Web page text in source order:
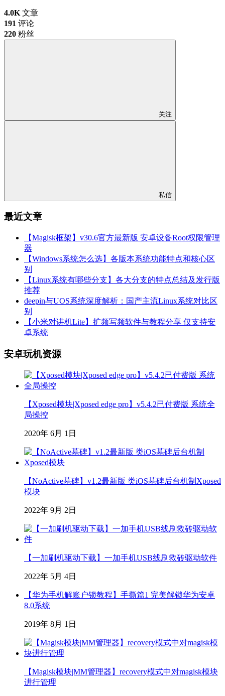
4.0K 文章
191 评论
220 粉丝
关注
私信
最近文章
【Magisk框架】v30.6官方最新版 安卓设备Root权限管理
器
【Windows系统怎么选】各版本系统功能特点和核心区
别
【Linux系统有哪些分支】各大分支的特点总结及发行版
推荐
deepin与UOS系统深度解析：国产主流Linux系统对比区
别
【小米对讲机Lite】扩频写频软件与教程分享 仅支持安
卓系统
安卓玩机资源
【Xposed模块|Xposed edge pro】v5.4.2已付费版 系统全
局操控
2020年 6月 1日
【NoActive墓碑】v1.2最新版 类iOS墓碑后台机制Xposed
模块
2022年 9月 2日
【一加刷机驱动下载】一加手机USB线刷救砖驱动软件
2022年 5月 4日
【华为手机解账户锁教程】手撕篇1 完美解锁华为安卓
8.0系统
2019年 8月 1日
【Magisk模块|MM管理器】recovery模式中对magisk模块
进行管理